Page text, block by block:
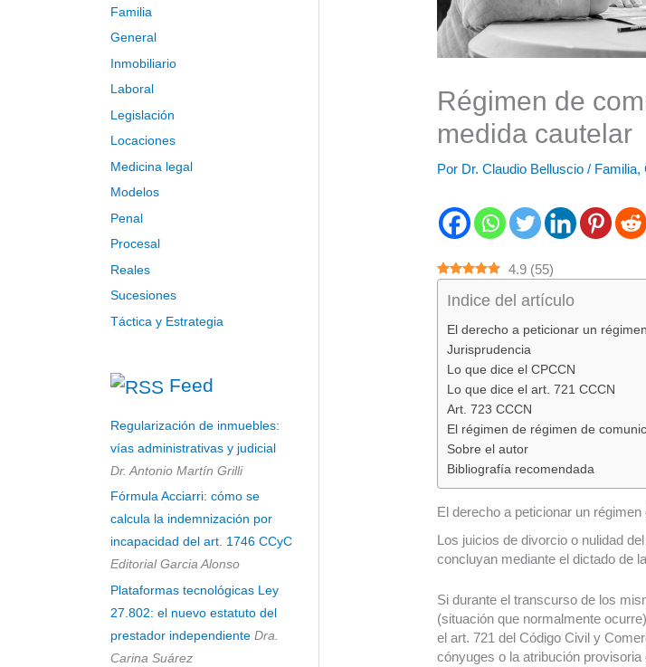
Familia
General
Inmobiliario
Laboral
Legislación
Locaciones
Medicina legal
Modelos
Penal
Procesal
Reales
Sucesiones
Táctica y Estrategia
Feed
Regularización de inmuebles:
vías administrativas y judicial
Dr. Antonio Martín Grilli
Fórmula Acciarri: cómo se
calcula la indemnización por
incapacidad del art. 1746 CCyC
Editorial Garcia Alonso
Plataformas tecnológicas Ley
27.802: el nuevo estatuto del
prestador independiente Dra.
Carina Suárez
Régimen de
medida cautelar
Por Dr. Claudio Belluscio / Familia,
4.9 (55)
Indice del artículo
El derecho a peticionar un
Jurisprudencia
Lo que dice el CPCCN
Lo que dice el art. 721 CCCN
Art. 723 CCCN
El régimen de régimen de
Sobre el autor
Bibliografía recomendada
El derecho a peticionar un
Los juicios de divorcio o nulidad
concluyan mediante el dictado de
Si durante el transcurso de los
(situación que normalmente
el art. 721 del Código Civil y
cónyuges o la atribución